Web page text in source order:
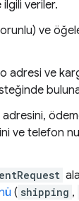
veriler.
ve
adresi ve
ve telefon
( shipping ,